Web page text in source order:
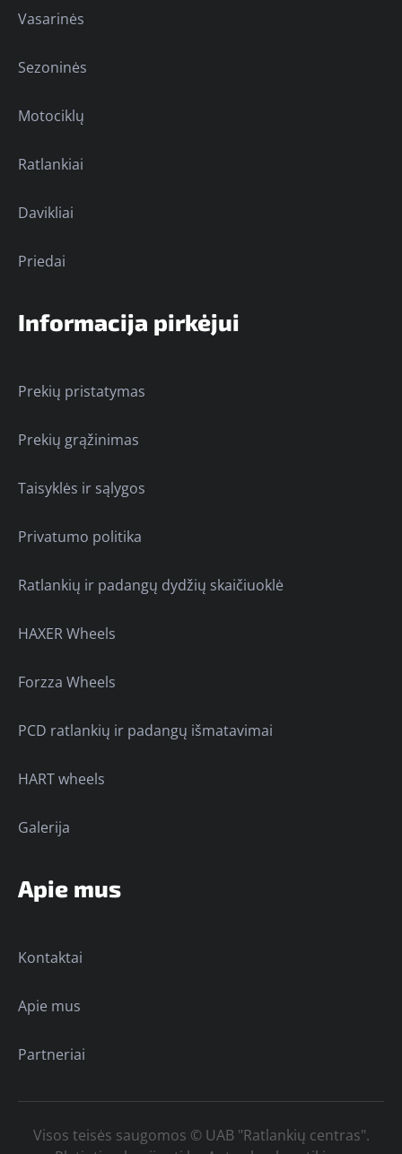
Vasarinės
Sezoninės
Motociklų
Ratlankiai
Davikliai
Priedai
Informacija pirkėjui
Prekių pristatymas
Prekių grąžinimas
Taisyklės ir sąlygos
Privatumo politika
Ratlankių ir padangų dydžių skaičiuoklė
HAXER Wheels
Forzza Wheels
PCD ratlankių ir padangų išmatavimai
HART wheels
Galerija
Apie mus
Kontaktai
Apie mus
Partneriai
Visos teisės saugomos © UAB "Ratlankių centras".